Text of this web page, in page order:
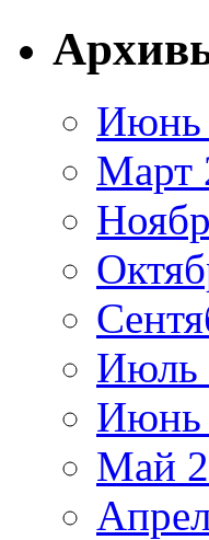
Июнь
Март
Июль
Июнь
Май